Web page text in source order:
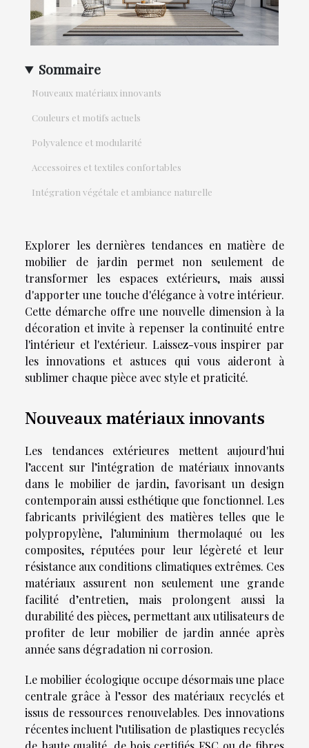
Sommaire
Nouveaux matériaux innovants
Couleurs et motifs actuels
Polyvalence et modularité
Accessoires et textiles confortables
Intégration végétale et ambiance naturelle
Explorer les dernières tendances en matière de
mobilier de jardin permet non seulement de
transformer les espaces extérieurs, mais aussi
d'apporter une touche d'élégance à votre intérieur.
Cette démarche offre une nouvelle dimension à la
décoration et invite à repenser la continuité entre
l'intérieur et l'extérieur. Laissez-vous inspirer par
les innovations et astuces qui vous aideront à
sublimer chaque pièce avec style et praticité.
Nouveaux matériaux innovants
Les tendances extérieures mettent aujourd'hui
l’accent sur l’intégration de matériaux innovants
dans le mobilier de jardin, favorisant un design
contemporain aussi esthétique que fonctionnel. Les
fabricants privilégient des matières telles que le
polypropylène, l’aluminium thermolaqué ou les
composites, réputées pour leur légèreté et leur
résistance aux conditions climatiques extrêmes. Ces
matériaux assurent non seulement une grande
facilité d’entretien, mais prolongent aussi la
durabilité des pièces, permettant aux utilisateurs de
profiter de leur mobilier de jardin année après
année sans dégradation ni corrosion.
Le mobilier écologique occupe désormais une place
centrale grâce à l’essor des matériaux recyclés et
issus de ressources renouvelables. Des innovations
récentes incluent l’utilisation de plastiques recyclés